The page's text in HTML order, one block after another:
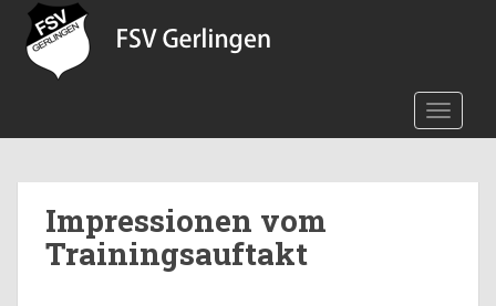
o
Impressionen vom
Trainingsauftakt